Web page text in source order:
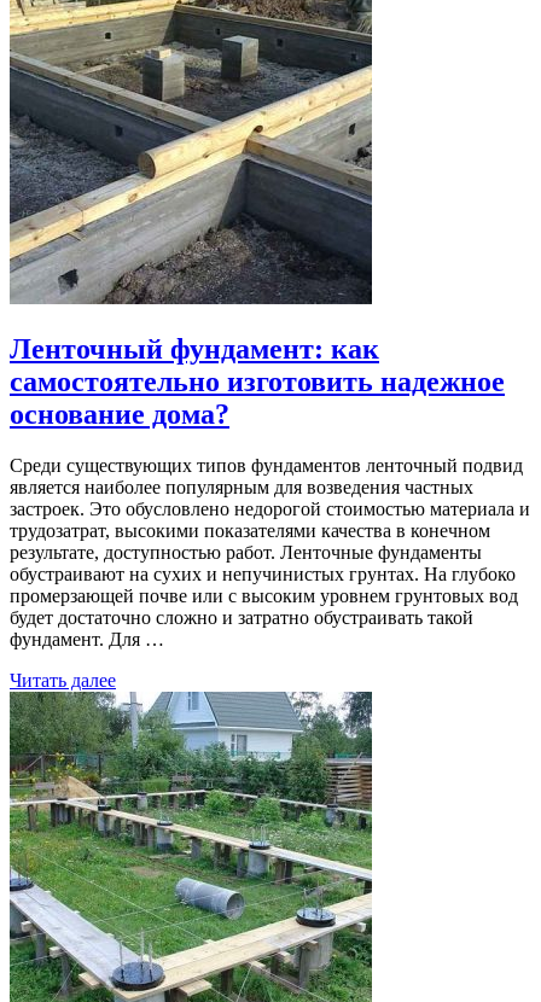
Ленточный фундамент: как
самостоятельно изготовить надежное
основание дома?
Среди существующих типов фундаментов ленточный подвид
является наиболее популярным для возведения частных
застроек. Это обусловлено недорогой стоимостью материала и
трудозатрат, высокими показателями качества в конечном
результате, доступностью работ. Ленточные фундаменты
обустраивают на сухих и непучинистых грунтах. На глубоко
промерзающей почве или с высоким уровнем грунтовых вод
будет достаточно сложно и затратно обустраивать такой
фундамент. Для …
Читать далее